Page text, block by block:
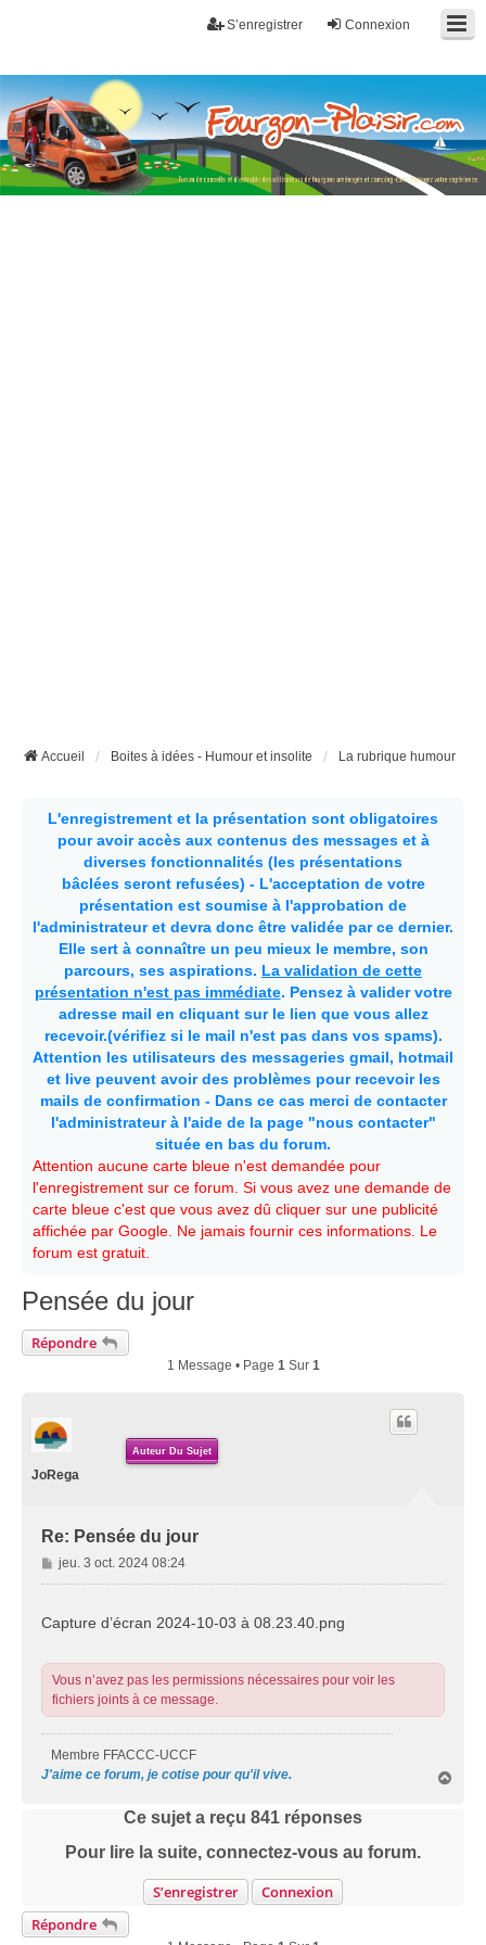
Connexion
S’enregistrer
Fourgon-plaisir.com
Forum de conseils et d'entraide des utilisateurs de fourgons, fourgons
aménagés, vans et de camping-car. Partagez votre expérience.
Accueil Boites à idées - Humour et insolite La rubrique humour
L'enregistrement et la présentation sont obligatoires
pour avoir accès aux contenus des messages et à
diverses fonctionnalités (les présentations
bâclées seront refusées) - L'acceptation de votre
présentation est soumise à l'approbation de
l'administrateur et devra donc être validée par ce dernier.
Elle sert à connaître un peu mieux le membre, son
parcours, ses aspirations. La validation de cette
présentation n'est pas immédiate. Pensez à valider votre
adresse mail en cliquant sur le lien que vous allez
recevoir.(vérifiez si le mail n'est pas dans vos spams).
Attention les utilisateurs des messageries gmail, hotmail
et live peuvent avoir des problèmes pour recevoir les
mails de confirmation - Dans ce cas merci de contacter
l'administrateur à l'aide de la page "nous contacter"
située en bas du forum.
Attention aucune carte bleue n'est demandée pour
l'enregistrement sur ce forum. Si vous avez une demande de
carte bleue c'est que vous avez dû cliquer sur une publicité
affichée par Google. Ne jamais fournir ces informations. Le
forum est gratuit.
Pensée du jour
Répondre
1 Message • Page 1Sur 1
Auteur Du Sujet
JoRega
Re: Pensée du jour
M
e
s
e
jeu. 3 oct. 2024 08:24
Capture d’écran 2024-10-03 à 08.23.40.png
Vous n’avez pas les permissions nécessaires pour voir les
fichiers joints à ce message.
Membre FFACCC-UCCF
J'aime ce forum, je cotise pour qu'il vive.
Ce sujet a reçu 841 réponses
Pour lire la suite, connectez-vous au forum.
S’enregistrer
Connexion
Répondre